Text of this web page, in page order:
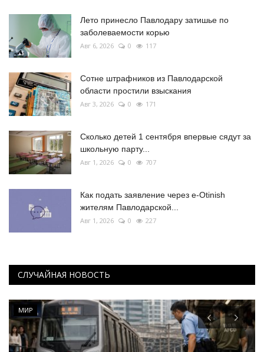
Лето принесло Павлодару затишье по
заболеваемости корью
Авг 6, 2026 0 117
Сотне штрафников из Павлодарской
области простили взыскания
Авг 3, 2026 0 171
Сколько детей 1 сентября впервые сядут за
школьную парту...
Авг 1, 2026 0 707
Как подать заявление через e-Otinish
жителям Павлодарской...
Авг 1, 2026 0 227
СЛУЧАЙНАЯ НОВОСТЬ
МИР